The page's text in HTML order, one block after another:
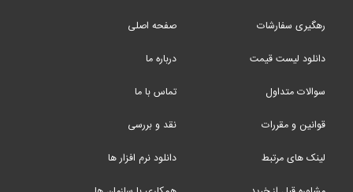
رهگیری سفارشات
دانلود لیست قیمت
سوالات متداول
قوانین و مقررات
لینک های مرتبط
صفحه اصلی
درباره ما
تماس با ما
نقد و بررسی
دانلود نرم افزار ها